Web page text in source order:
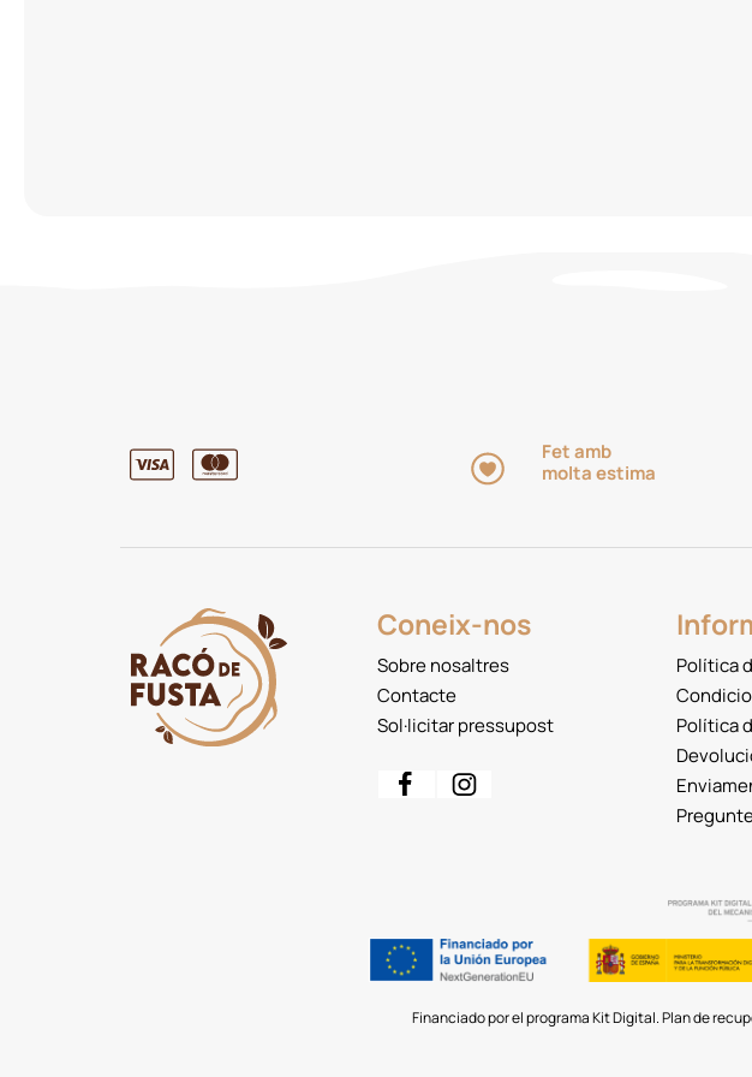
Fet amb
molta estima
Coneix-nos
Sobre nosaltres
Contacte
Sol·licitar pressupost
Política
Política
Financiado por el programa Kit Digital. Plan de